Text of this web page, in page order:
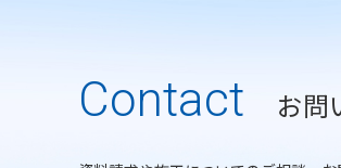
Contact お問